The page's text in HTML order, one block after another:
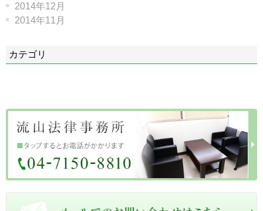
2014年12月
2014年11月
カテゴリ